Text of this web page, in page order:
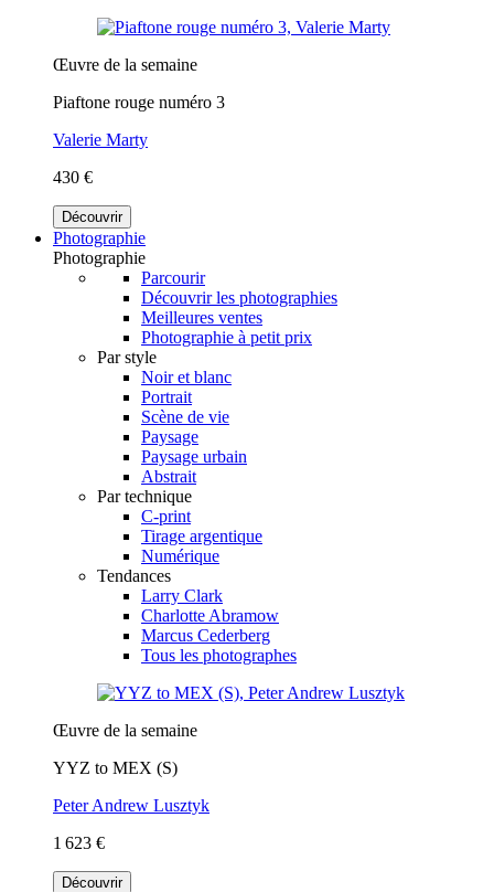
Œuvre de la semaine
Piaftone rouge numéro 3
Valerie Marty
430 €
Découvrir
Photographie
Photographie
Parcourir
Découvrir les photographies
Meilleures ventes
Photographie à petit prix
Par style
Noir et blanc
Portrait
Scène de vie
Paysage
Paysage urbain
Abstrait
Par technique
C-print
Tirage argentique
Numérique
Tendances
Larry Clark
Charlotte Abramow
Marcus Cederberg
Tous les photographes
Œuvre de la semaine
YYZ to MEX (S)
Peter Andrew Lusztyk
1 623 €
Découvrir